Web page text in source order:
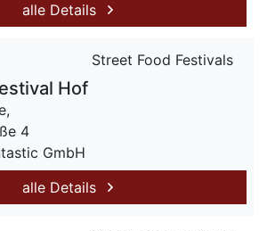
alle Details
Street Food Festivals
Hof
4
GmbH
alle Details